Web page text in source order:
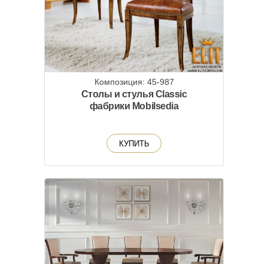
Композиция: 45-987
Столы и стулья Classic
фабрики Mobilsedia
КУПИТЬ